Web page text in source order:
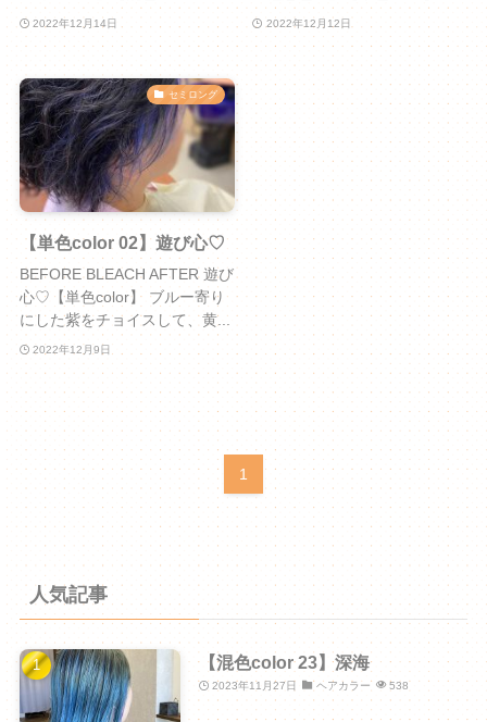
2022年12月14日 2022年12月12日
セミロング
【単色color 02】遊び心♡
BEFORE BLEACH AFTER 遊び
心♡【単色color】 ブルー寄り
にした紫をチョイスして、黄...
2022年12月9日
1
人気記事
【混色color 23】深海
2023年11月27日 ヘアカラー 538